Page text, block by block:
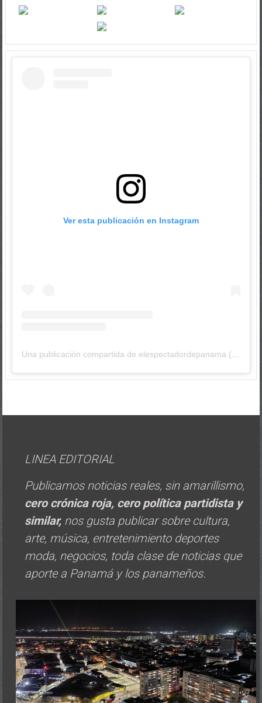
Ver esta publicación en Instagram
Una publicación compartida de elespectadordepanama (@elespectadordepanama)
LINEA EDITORIAL
Publicamos noticias reales, sin amarillismo,
cero crónica roja, cero política partidista y
similar, nos gusta publicar sobre cultura,
arte, música, entretenimiento deportes
moda, negocios, toda clase de noticias que
aporte a Panamá y los panameños.